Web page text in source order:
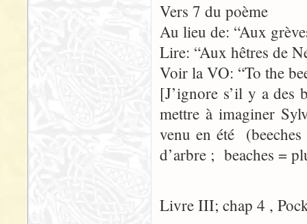
Vers 7 du poème
Au lieu de: “Aux
Lire: “Aux hêtres de
Voir la VO: “To the
[J’ignore s’il y a des
mettre à imaginer
venu en été
d’arbre ; beaches =
Livre III; chap 4 ,